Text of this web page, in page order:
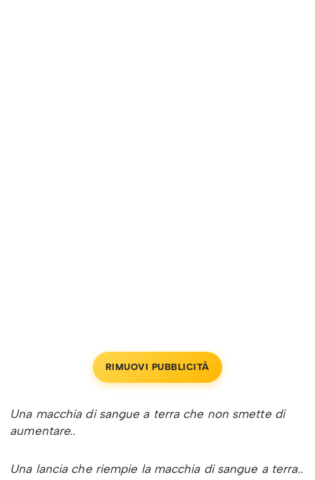
RIMUOVI PUBBLICITÀ
Una macchia di sangue a terra che non smette di
aumentare..
Una lancia che riempie la macchia di sangue a terra..